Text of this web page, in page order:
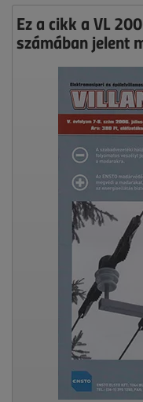
Ez a cikk a VL
számában jelent